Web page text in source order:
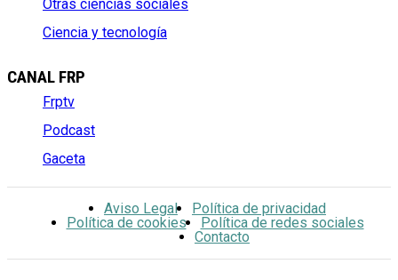
Otras ciencias sociales
Ciencia y tecnología
CANAL FRP
Frptv
Podcast
Gaceta
Aviso Legal
Política de privacidad
Política de cookies
Política de redes sociales
Contacto